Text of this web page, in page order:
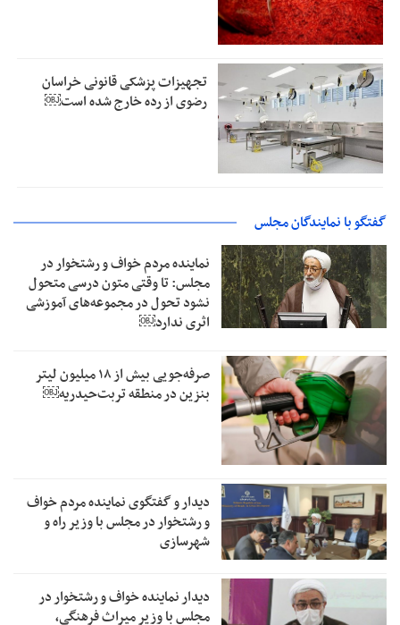
تجهیزات پزشکی قانونی خراسان
رضوی از رده خارج شده است￼
گفتگو با نمایندگان مجلس
نماینده مردم خواف و رشتخوار در
مجلس: تا وقتی متون درسی متحول
نشود تحول در مجموعه‌های آموزشی
اثری ندارد￼
صرفه‌جویی بیش از ۱۸ میلیون لیتر
بنزین در منطقه تربت‌حیدریه￼
دیدار و گفتگوی نماینده مردم خواف
و رشتخوار در مجلس با وزیر راه و
شهرسازی
دیدار نماینده خواف و رشتخوار در
مجلس با وزیر میراث فرهنگی،